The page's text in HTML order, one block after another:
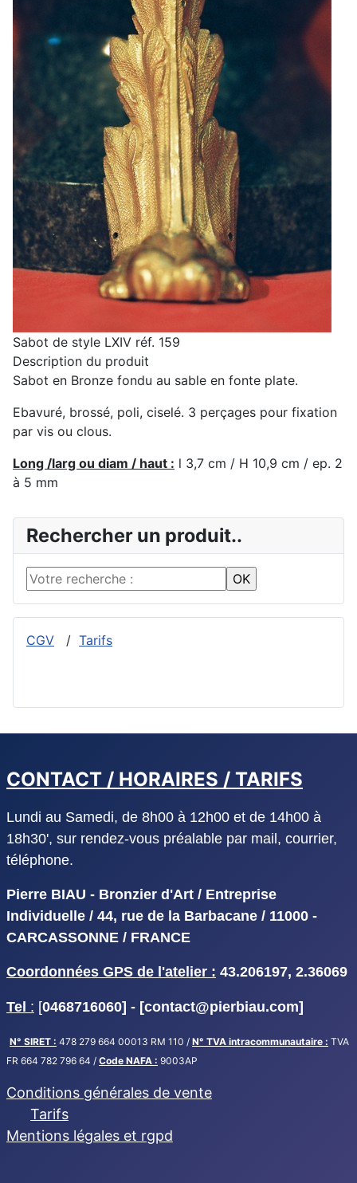
Rechercher un produit..
CGV / Tarifs
Sabot de style LXIV réf. 159
Description du produit
Sabot en Bronze fondu au sable en fonte plate.
Ebavuré, brossé, poli, ciselé. 3 perçages pour fixation
par vis ou clous.
Long /larg ou diam / haut : l 3,7 cm / H 10,9 cm / ep. 2
à 5 mm
CONTACT / HORAIRES / TARIFS
Lundi au Samedi, de 8h00 à 12h00 et de 14h00 à
18h30', sur rendez-vous préalable par mail, courrier,
téléphone.
Pierre BIAU - Bronzier d'Art / Entreprise
Individuelle / 44, rue de la Barbacane / 11000 -
CARCASSONNE / FRANCE
Coordonnées GPS de l'atelier : 43.206197, 2.36069
Tel : [0468716060] - [contact@pierbiau.com]
N° SIRET : 478 279 664 00013 RM 110 / N° TVA intracommunautaire : TVA
FR 664 782 796 64 / Code NAFA : 9003AP
Conditions générales de vente
Tarifs
Mentions légales et rgpd